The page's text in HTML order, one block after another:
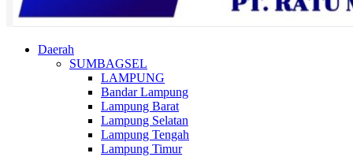
Daerah
SUMBAGSEL
LAMPUNG
Bandar Lampung
Lampung Barat
Lampung Selatan
Lampung Tengah
Lampung Timur